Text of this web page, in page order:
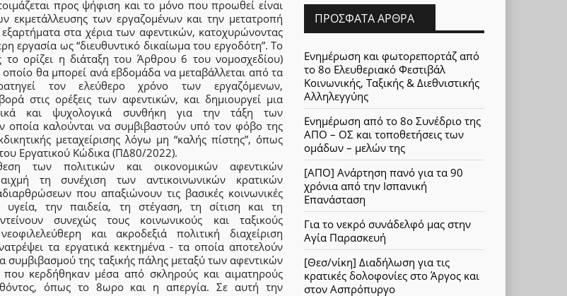
προς ψήφιση και το μόνο που προωθεί είναι
εκμετάλλευσης των εργαζομένων και την μετατροπή
στα χέρια των αφεντικών, κατοχυρώνοντας
εργασία ως “διευθυντικό δικαίωμα του εργοδότη”. Το
το ορίζει η διάταξη του Άρθρου 6 του νομοσχεδίου)
θα μπορεί ανά εβδομάδα να μεταβάλλεται από τα
τον ελεύθερο χρόνο των εργαζόμενων,
στις ορέξεις των αφεντικών, και δημιουργεί μια
και ψυχολογικά συνθήκη για την τάξη των
οποία καλούνται να συμβιβαστούν υπό τον φόβο της
μεταχείρισης λόγω μη “καλής πίστης”, όπως
Εργατικού Κώδικα (ΠΔ80/2022).
των πολιτικών και οικονομικών αφεντικών
τη συνέχιση των αντικοινωνικών κρατικών
που απαξιώνουν τις βασικές κοινωνικές
την παιδεία, τη στέγαση, τη σίτιση και τη
συνεχώς τους κοινωνικούς και ταξικούς
και ακροδεξιά πολιτική διαχείριση
τα εργατικά κεκτημένα - τα οποία αποτελούν
συμβιβασμού της ταξικής πάλης μεταξύ των αφεντικών
κερδήθηκαν μέσα από σκληρούς και αιματηρούς
όπως το 8ωρο και η απεργία. Σε αυτή την
ΠΡΌΣΦΑΤΑ ΆΡΘΡΑ
Ενημέρωση και φωτορεπορτάζ από
το 8ο Ελευθεριακό Φεστιβάλ
Κοινωνικής, Ταξικής & Διεθνιστικής
Αλληλεγγύης
Ενημέρωση από το 8ο Συνέδριο της
ΑΠΟ – ΟΣ και τοποθετήσεις των
ομάδων – μελών της
[ΑΠΟ] Ανάρτηση πανό για τα 90
χρόνια από την Ισπανική
Επανάσταση
Για το νεκρό συνάδελφό μας στην
Αγία Παρασκευή
[Θεσ/νίκη] Διαδήλωση για τις
κρατικές δολοφονίες στο Άργος και
στον Ασπρόπυργο